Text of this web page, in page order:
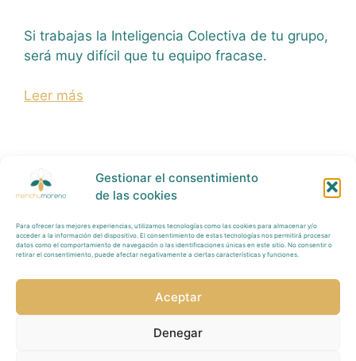
Gestionar el consentimiento
de las cookies
Para ofrecer las mejores experiencias, utilizamos tecnologías como las cookies para almacenar y/o
acceder a la información del dispositivo. El consentimiento de estas tecnologías nos permitirá procesar
datos como el comportamiento de navegación o las identificaciones únicas en este sitio. No consentir o
retirar el consentimiento, puede afectar negativamente a ciertas características y funciones.
Aceptar
Denegar
Si trabajas la Inteligencia Colectiva de tu grupo,
será muy difícil que tu equipo fracase.
Leer más
Política Privacidad
AvisoLegal
Redes Sociales